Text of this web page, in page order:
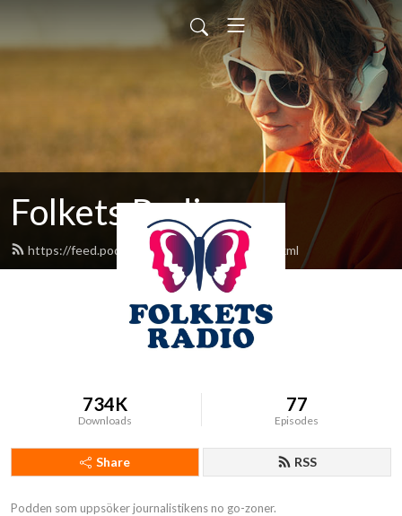
Folkets Radio
https://feed.podbean.com/folketsradio/feed.xml
734K
Downloads
77
Episodes
Share RSS
Podden som uppsöker journalistikens no go-zoner.